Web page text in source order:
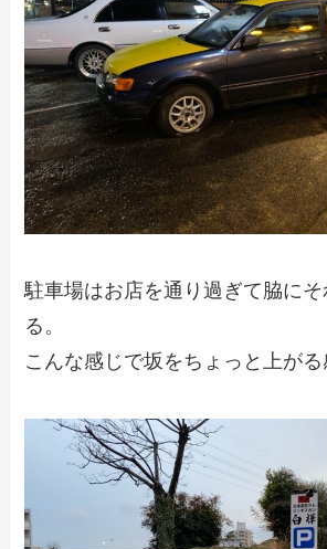
駐車場はお店を通り過ぎて脇に
る。
こんな感じで坂をちょっと上がる